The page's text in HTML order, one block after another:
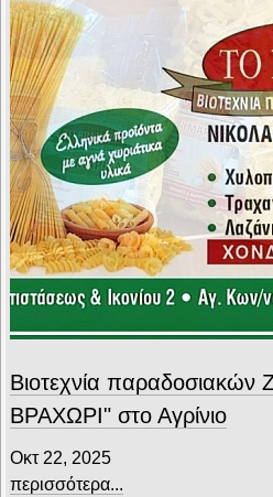
Βιοτεχνία παραδοσιακών
ΒΡΑΧΩΡΙ" στο Αγρίνιο
Οκτ 22, 2025
περισσότερα...